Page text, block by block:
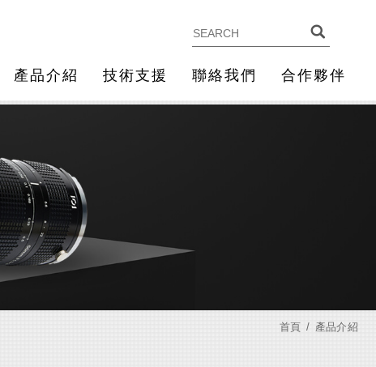
產品介紹 技術支援 聯絡我們 合作夥伴
首頁 產品介紹